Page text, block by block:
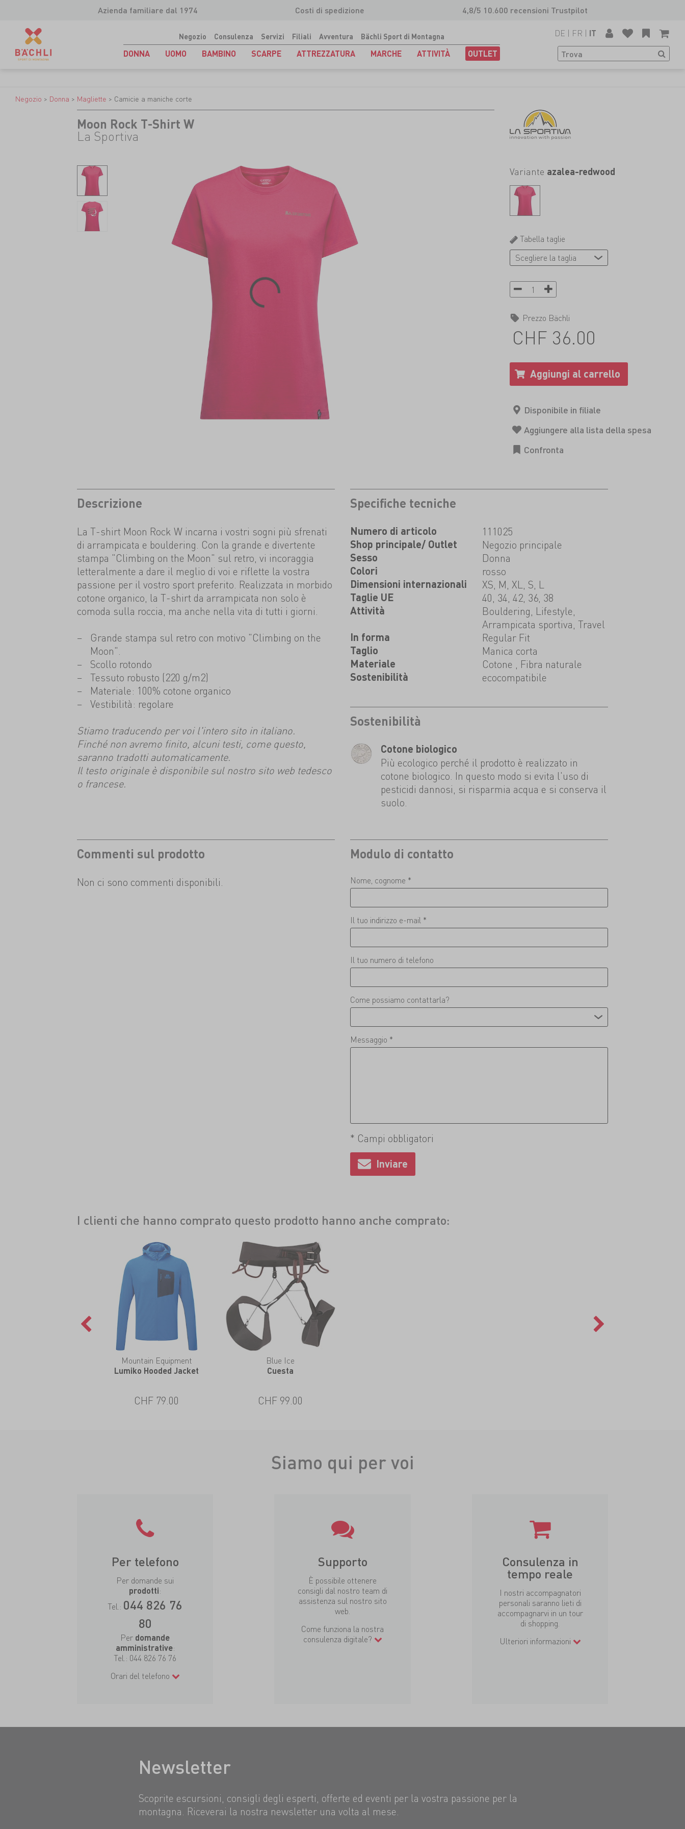
Azienda familiare dal 1974 Costi di spedizione 4,8/5 10.600 recensioni Trustpilot
Negozio Consulenza Servizi Filiali Avventura Bächli Sport di Montagna
DONNA UOMO BAMBINO SCARPE ATTREZZATURA MARCHE ATTIVITÀ OUTLET
DE | FR | IT
Negozio > Donna > Magliette > Camicie a maniche corte
Moon Rock T-Shirt W
La Sportiva
Variante azalea-redwood
Tabella taglie
Prezzo Bächli
CHF 36.00
Descrizione
La T-shirt Moon Rock W incarna i vostri sogni più sfrenati
di arrampicata e bouldering. Con la grande e divertente
stampa "Climbing on the Moon" sul retro, vi incoraggia
letteralmente a dare il meglio di voi e riflette la vostra
passione per il vostro sport preferito. Realizzata in morbido
cotone organico, la T-shirt da arrampicata non solo è
comoda sulla roccia, ma anche nella vita di tutti i giorni.
Grande stampa sul retro con motivo "Climbing on the
Moon".
Scollo rotondo
Tessuto robusto (220 g/m2)
Materiale: 100% cotone organico
Vestibilità: regolare
Stiamo traducendo per voi l'intero sito in italiano.
Finché non avremo finito, alcuni testi, come questo,
saranno tradotti automaticamente.
Il testo originale è disponibile sul nostro sito web tedesco
o francese.
Specifiche tecniche
Numero di articolo 111025
Shop principale/ Outlet Negozio principale
Sesso Donna
Colori rosso
Dimensioni internazionali XS, M, XL, S, L
Taglie UE 40, 34, 42, 36, 38
Attività
Bouldering, Lifestyle,
Arrampicata sportiva, Travel
In forma Regular Fit
Taglio Manica corta
Materiale Cotone , Fibra naturale
Sostenibilità ecocompatibile
Sostenibilità
Cotone biologico
Più ecologico perché il prodotto è realizzato in
cotone biologico. In questo modo si evita l'uso di
pesticidi dannosi, si risparmia acqua e si conserva il
suolo.
Commenti sul prodotto
Non ci sono commenti disponibili.
Modulo di contatto
Nome, cognome *
Il tuo indirizzo e-mail *
Il tuo numero di telefono
Come possiamo contattarla?
Messaggio *
* Campi obbligatori
I clienti che hanno comprato questo prodotto hanno anche comprato:
Mountain Equipment
Lumiko Hooded Jacket
CHF 79.00
Blue Ice
Cuesta
CHF 99.00
Siamo qui per voi
Per telefono
Per domande sui
prodotti:
Tel.: 044 826 76
80
Per domande
amministrative:
Tel.: 044 826 76 76
Orari del telefono
Supporto
È possibile ottenere
consigli dal nostro team di
assistenza sul nostro sito
web.
Come funziona la nostra
consulenza digitale?
Consulenza in
tempo reale
I nostri accompagnatori
personali saranno lieti di
accompagnarvi in un tour
di shopping.
Ulteriori informazioni
Newsletter
Scoprite escursioni, consigli degli esperti, offerte ed eventi per la vostra passione per la
montagna. Riceverai la nostra newsletter una volta al mese.